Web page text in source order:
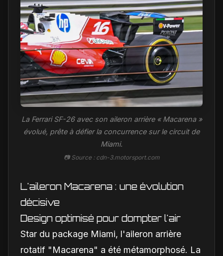
La Ferrari SF-26 avec son aileron arrière « Macarena »
évolué, prête à défier la concurrence sur le circuit de
Miami.
📷 Source : cdn-3.motorsport.com
L'aileron Macarena : une évolution
décisive
Design optimisé pour dompter l'air
Star du package Miami, l'aileron arrière
rotatif "Macarena" a été métamorphosé. La